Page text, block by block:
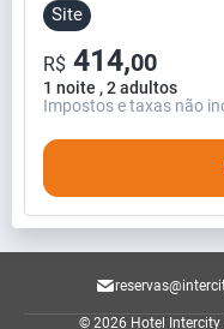
Site
1 noite , 2 adultos
R$ 414,00
Impostos e taxas não
© 2026 Hotel Intercity